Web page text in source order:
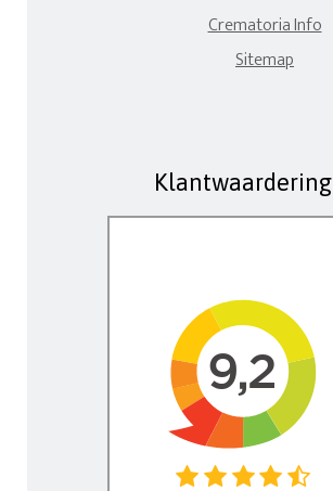
Crematoria Info
Sitemap
Klantwaardering